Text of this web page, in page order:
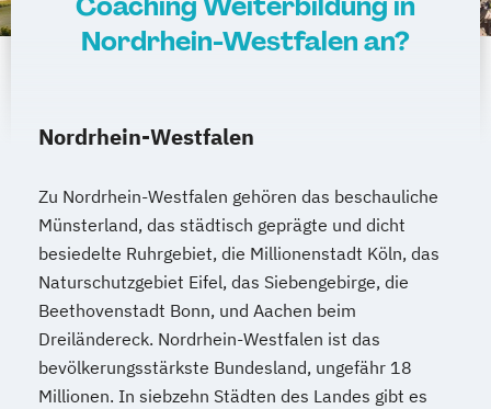
Nordrhein-Westfalen an?
Nordrhein-Westfalen
Zu Nordrhein-Westfalen gehören das beschauliche
Münsterland, das städtisch geprägte und dicht
besiedelte Ruhrgebiet, die Millionenstadt Köln, das
Naturschutzgebiet Eifel, das Siebengebirge, die
Beethovenstadt Bonn, und Aachen beim
Dreiländereck. Nordrhein-Westfalen ist das
bevölkerungsstärkste Bundesland, ungefähr 18
Millionen. In siebzehn Städten des Landes gibt es